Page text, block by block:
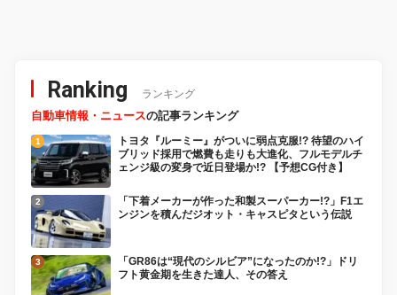
Ranking ランキング
自動車情報・ニュースの記事ランキング
トヨタ『ルーミー』がついに弱点克服!? 待望のハイ
ブリッド採用で燃費も走りも大進化、フルモデルチ
ェンジ級の変身で近日登場か!? 【予想CG付き】
「下着メーカーが作った和製スーパーカー!?」F1エ
ンジンを積んだジオット・キャスピタという伝説
「GR86は“現代のシルビア”になったのか!?」ドリ
フト黄金期を生きた達人、その答え